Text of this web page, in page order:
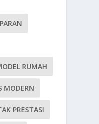
RUMAH
MODERN
PRESTASI